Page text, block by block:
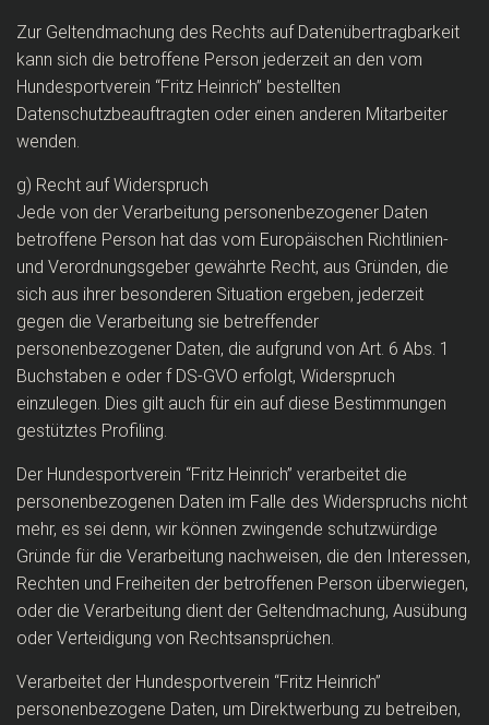
Zur Geltendmachung des Rechts auf Datenübertragbarkeit
kann sich die betroffene Person jederzeit an den vom
Hundesportverein “Fritz Heinrich” bestellten
Datenschutzbeauftragten oder einen anderen Mitarbeiter
wenden.
g) Recht auf Widerspruch
Jede von der Verarbeitung personenbezogener Daten
betroffene Person hat das vom Europäischen Richtlinien-
und Verordnungsgeber gewährte Recht, aus Gründen, die
sich aus ihrer besonderen Situation ergeben, jederzeit
gegen die Verarbeitung sie betreffender
personenbezogener Daten, die aufgrund von Art. 6 Abs. 1
Buchstaben e oder f DS-GVO erfolgt, Widerspruch
einzulegen. Dies gilt auch für ein auf diese Bestimmungen
gestütztes Profiling.
Der Hundesportverein “Fritz Heinrich” verarbeitet die
personenbezogenen Daten im Falle des Widerspruchs nicht
mehr, es sei denn, wir können zwingende schutzwürdige
Gründe für die Verarbeitung nachweisen, die den Interessen,
Rechten und Freiheiten der betroffenen Person überwiegen,
oder die Verarbeitung dient der Geltendmachung, Ausübung
oder Verteidigung von Rechtsansprüchen.
Verarbeitet der Hundesportverein “Fritz Heinrich”
personenbezogene Daten, um Direktwerbung zu betreiben,